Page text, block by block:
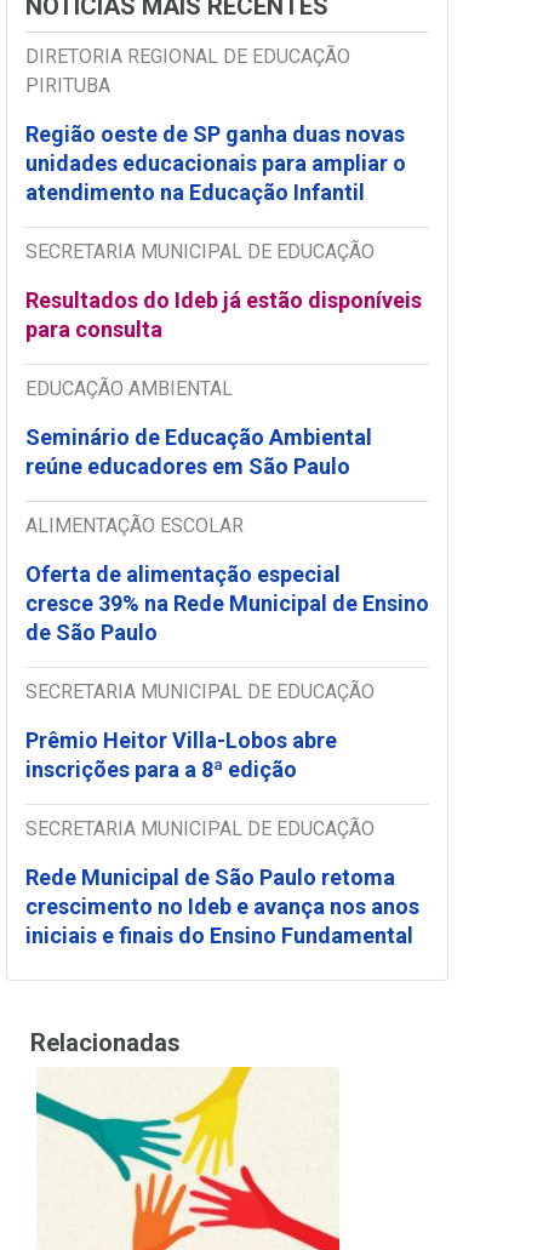
NOTÍCIAS MAIS RECENTES
DIRETORIA REGIONAL DE EDUCAÇÃO
PIRITUBA
Região oeste de SP ganha duas novas
unidades educacionais para ampliar o
atendimento na Educação Infantil
SECRETARIA MUNICIPAL DE EDUCAÇÃO
Resultados do Ideb já estão disponíveis
para consulta
EDUCAÇÃO AMBIENTAL
Seminário de Educação Ambiental
reúne educadores em São Paulo
ALIMENTAÇÃO ESCOLAR
Oferta de alimentação especial
cresce 39% na Rede Municipal de Ensino
de São Paulo
SECRETARIA MUNICIPAL DE EDUCAÇÃO
Prêmio Heitor Villa-Lobos abre
inscrições para a 8ª edição
SECRETARIA MUNICIPAL DE EDUCAÇÃO
Rede Municipal de São Paulo retoma
crescimento no Ideb e avança nos anos
iniciais e finais do Ensino Fundamental
Relacionadas